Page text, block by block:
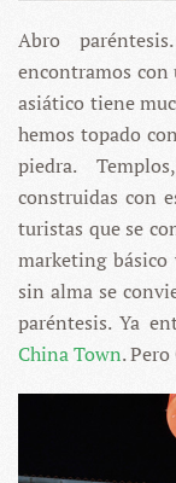
Abro
encontramos con
asiático tiene
hemos topado
piedra.
construidas con
turistas que se
marketing básico
sin alma se
paréntesis. Ya
China Town.